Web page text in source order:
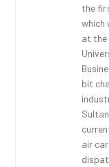
the
which
at the
bit
air